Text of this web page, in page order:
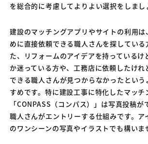
を総合的に考慮してよりよい選択をしまし
建設のマッチングアプリやサイトの利用
めに直接依頼できる職人さんを探している
た、リフォームのアイデアを持っているけ
か迷っている方や、工務店に依頼したけれ
できる職人さんが見つからなかったとい
すめです。特に建設工事に特化したマッチ
「CONPASS（コンパス）」は写真投稿が
職人さんがエントリーする仕組みです。ア
のワンシーンの写真やイラストでも構いま